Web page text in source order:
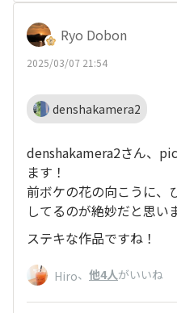
Ryo Dobon
2025/03/07 21:54
denshakamera2
denshakamera2さん、
ます！
前ボケの花の向こうに、
してるのが絶妙だと思い
ステキな作品ですね！
Hiro、 他4人がいいね